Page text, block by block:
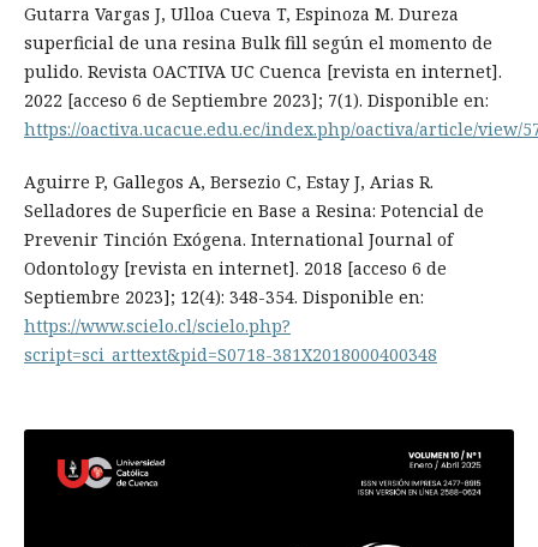
Gutarra Vargas J, Ulloa Cueva T, Espinoza M. Dureza
superficial de una resina Bulk fill según el momento de
pulido. Revista OACTIVA UC Cuenca [revista en internet].
2022 [acceso 6 de Septiembre 2023]; 7(1). Disponible en:
https://oactiva.ucacue.edu.ec/index.php/oactiva/article/view/
Aguirre P, Gallegos A, Bersezio C, Estay J, Arias R.
Selladores de Superficie en Base a Resina: Potencial de
Prevenir Tinción Exógena. International Journal of
Odontology [revista en internet]. 2018 [acceso 6 de
Septiembre 2023]; 12(4): 348-354. Disponible en:
https://www.scielo.cl/scielo.php?
script=sci_arttext&pid=S0718-381X2018000400348